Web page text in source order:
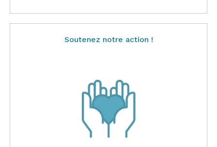
Soutenez notre action !